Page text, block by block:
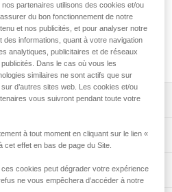
La gaine de protection
de la corde, tout en la
agressifs. Il est disponible
un amarrage réglable
permettant d’ajuster
la tension au point d'amarrage
aluminium
B, EAC, GB 30862/B
partenaires utilisons des cookies et/ou
du bon fonctionnement de notre
et nos publicités, et pour analyser notre
des informations, quant à votre navigation
analytiques, publicitaires et de réseaux
Dans le cas où vous les
similaires ne sont actifs que sur
d’autres sites web. Les cookies et/ou
vous suivront pendant toute votre
à tout moment en cliquant sur le lien «
effet en bas de page du Site.
ces cookies peut dégrader votre expérience
ne vous empêchera d’accéder à notre